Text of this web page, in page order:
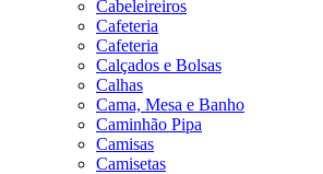
Cabeleireiros
Cafeteria
Cafeteria
Calçados e Bolsas
Calhas
Cama, Mesa e Banho
Caminhão Pipa
Camisas
Camisetas